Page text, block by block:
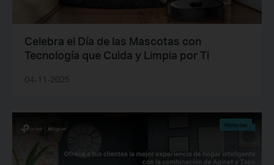
Celebra el Día de las Mascotas con
Tecnología que Cuida y Limpia por Ti
04-11-2025
Noticias